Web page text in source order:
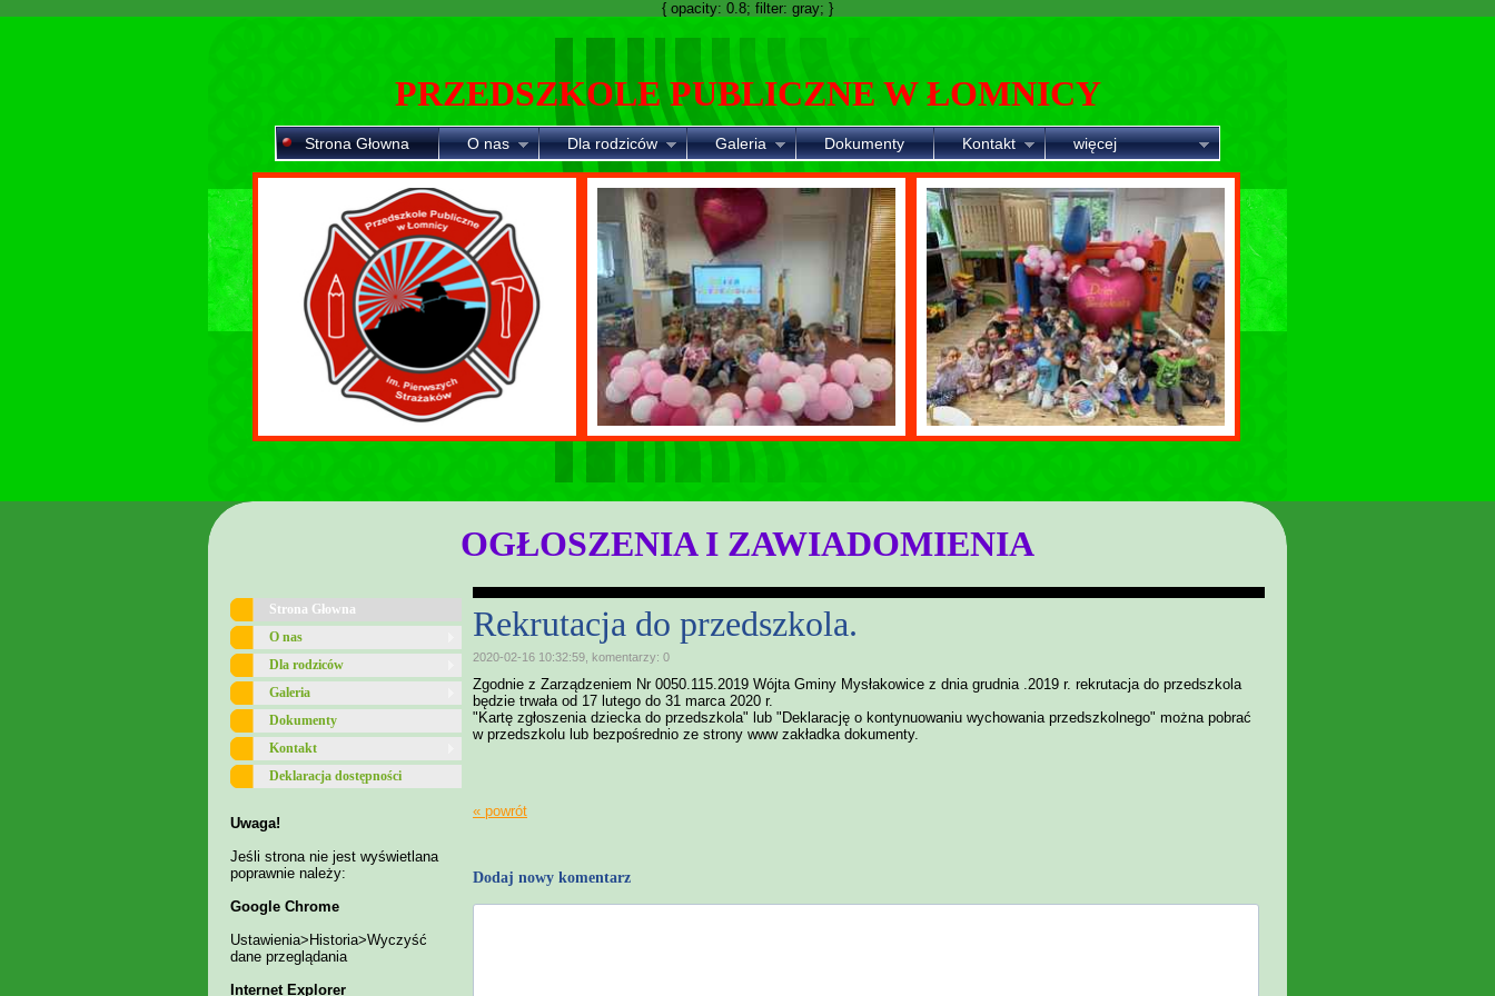
{ opacity: 0.8; filter: gray; }
PRZEDSZKOLE PUBLICZNE W ŁOMNICY
Strona Głowna O nas Dla rodziców Galeria Dokumenty Kontakt więcej
OGŁOSZENIA I ZAWIADOMIENIA
Strona Głowna
O nas
Dla rodziców
Galeria
Dokumenty
Kontakt
Deklaracja dostępności
Uwaga!
Jeśli strona nie jest wyświetlana
poprawnie należy:
Google Chrome
Ustawienia>Historia>Wyczyść
dane przeglądania
Internet Explorer
Rekrutacja do przedszkola.
2020-02-16 10:32:59, komentarzy: 0
Zgodnie z Zarządzeniem Nr 0050.115.2019 Wójta Gminy Mysłakowice z dnia grudnia .2019 r. rekrutacja do przedszkola
będzie trwała od 17 lutego do 31 marca 2020 r.
"Kartę zgłoszenia dziecka do przedszkola" lub "Deklarację o kontynuowaniu wychowania przedszkolnego" można pobrać
w przedszkolu lub bezpośrednio ze strony www zakładka dokumenty.
« powrót
Dodaj nowy komentarz